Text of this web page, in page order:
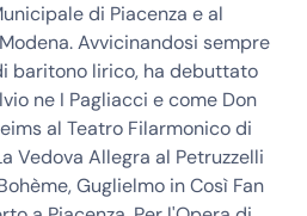
di Piacenza e al
Avvicinandosi sempre
baritono lirico, ha debuttato
ne I Pagliacci e come Don
al Teatro Filarmonico di
Vedova Allegra al Petruzzelli
Guglielmo in Così Fan